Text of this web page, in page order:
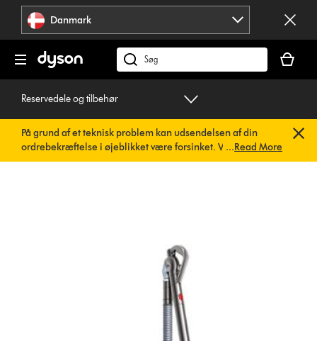
Spring
navigation
Danmark
Søg
på
er
tom
Reservedele og tilbehør
På grund af et teknisk problem kan udsendelsen af din
ordrebekræftelse i øjeblikket være forsinket. Vi arbejder
allerede på en hurtig løsning.Du behøver ikke at foretage
...Read More